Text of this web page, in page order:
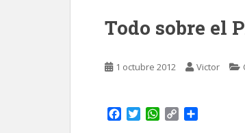
Todo sobre el
1 octubre 2012 Victor
W